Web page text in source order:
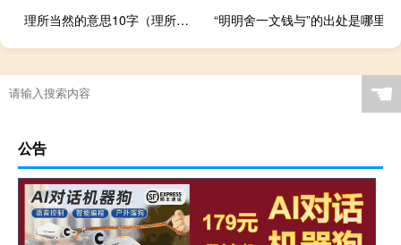
理所当然的意思10字（理所当然的意思）
“明明舍一文钱与”的出处是哪里
☚
公告